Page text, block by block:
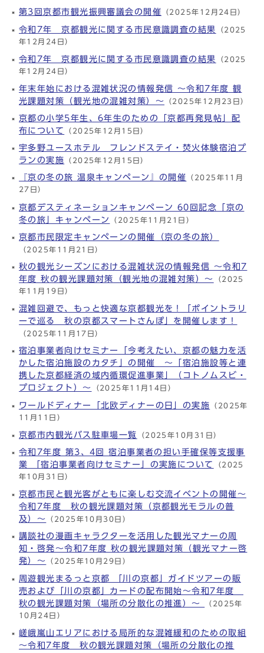
第3回京都市観光振興審議会の開催 （2025年12月24日）
令和7年 京都観光に関する市民意識調査の結果 （2025
年12月24日）
令和7年 京都観光に関する市民意識調査の結果
（2025
年12月24日）
年末年始における混雑状況の情報発信 ～令和7年度 観
光課題対策（観光地の混雑対策）～
（2025年12月23日）
京都の小学5年生、6年生のための「京都再発見帖」配
布について
（2025年12月15日）
宇多野ユースホテル フレンドステイ・焚火体験宿泊プ
ランの実施
（2025年12月15日）
『京の冬の旅 温泉キャンペーン』の開催 （2025年11月
27日）
京都デスティネーションキャンペーン 60回記念「京の
冬の旅」キャンペーン
（2025年11月21日）
京都市民限定キャンペーンの開催（京の冬の旅）
（2025年11月21日）
秋の観光シーズンにおける混雑状況の情報発信 ～令和7
年度 秋の観光課題対策（観光地の混雑対策）～
（2025
年11月19日）
混雑回避で、もっと快適な京都観光を！「ポイントラリ
ーで巡る 秋の京都スマートさんぽ」を開催します！
（2025年11月17日）
宿泊事業者向けセミナー「今考えたい、京都の魅力を活
かした宿泊施設のカタチ」の開催 ～「宿泊施設等と連
携した京都経済の域内循環促進事業」（コトノムスビ・
プロジェクト）～
（2025年11月14日）
ワールドディナー「北欧ディナーの日」の実施 （2025年
11月11日）
京都市内観光バス駐車場一覧
（2025年10月31日）
令和7年度 第3、4回 宿泊事業者の担い手確保等支援事
業 「宿泊事業者向けセミナー」の実施について
（2025
年10月31日）
京都市民と観光客がともに楽しむ交流イベントの開催～
令和7年度 秋の観光課題対策（京都観光モラルの普
及）～
（2025年10月30日）
講談社の漫画キャラクターを活用した観光マナーの周
知・啓発～令和7年度 秋の観光課題対策（観光マナー啓
発）～
（2025年10月29日）
周遊観光まるっと京都 「川の京都」ガイドツアーの販
売および「川の京都」カードの配布開始～令和7年度
秋の観光課題対策（場所の分散化の推進）～
（2025年
10月24日）
嵯峨嵐山エリアにおける局所的な混雑緩和のための取組
～令和7年度 秋の観光課題対策（場所の分散化の推